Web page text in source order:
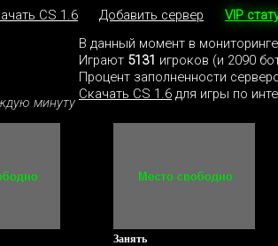
CS 1.6 Добавить сервер VIP
минуту
В данный момент в мониторинге
Играют 5131 игроков (и 2090
Процент заполненности
Скачать CS 1.6 для игры по
Занять